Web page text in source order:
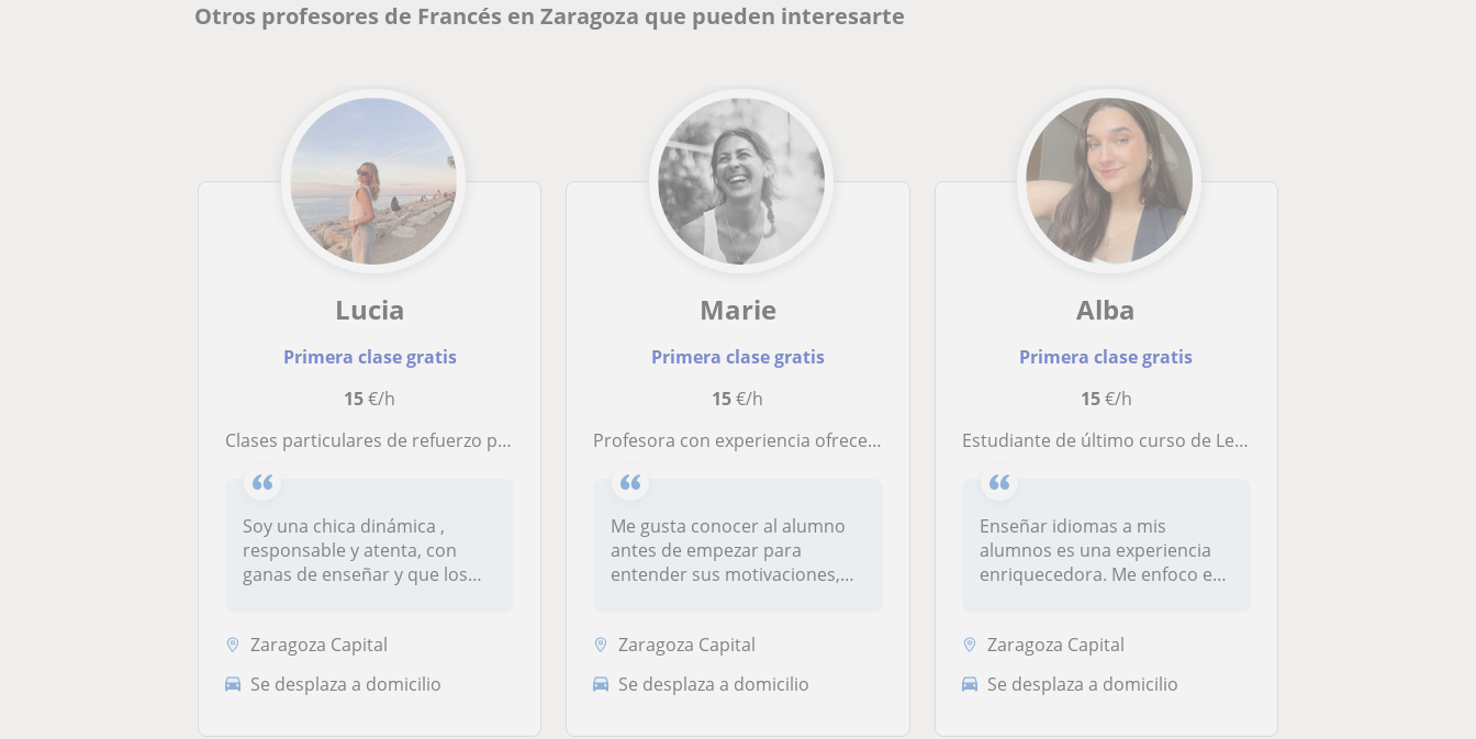
Otros profesores de Francés en Zaragoza que pueden interesarte
Lucia
Primera clase gratis
15€/h
clases particulares de refuerzo para niños de primaria o la Eso
Soy una chica dinámica ,
responsable y atenta, con
ganas de enseñar y que los
Zaragoza Capital
Se desplaza a domicilio
Marie
Primera clase gratis
15€/h
Profesora con experiencia ofrece clases personalizadas de Francés y/o Inglés para niños, adolecentes y/o adultos. Más info contacta conmigo
Me gusta conocer al alumno
antes de empezar para
entender sus motivaciones,
Zaragoza Capital
Se desplaza a domicilio
Alba
Primera clase gratis
15€/h
Estudiante de último curso de Lenguas Modernas de la Universidad de Zaragoza con competencias en inglés y francés.
Enseñar idiomas a mis
alumnos es una experiencia
enriquecedora. Me enfoco en
Zaragoza Capital
Se desplaza a domicilio